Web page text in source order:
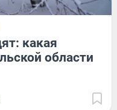
какая
области